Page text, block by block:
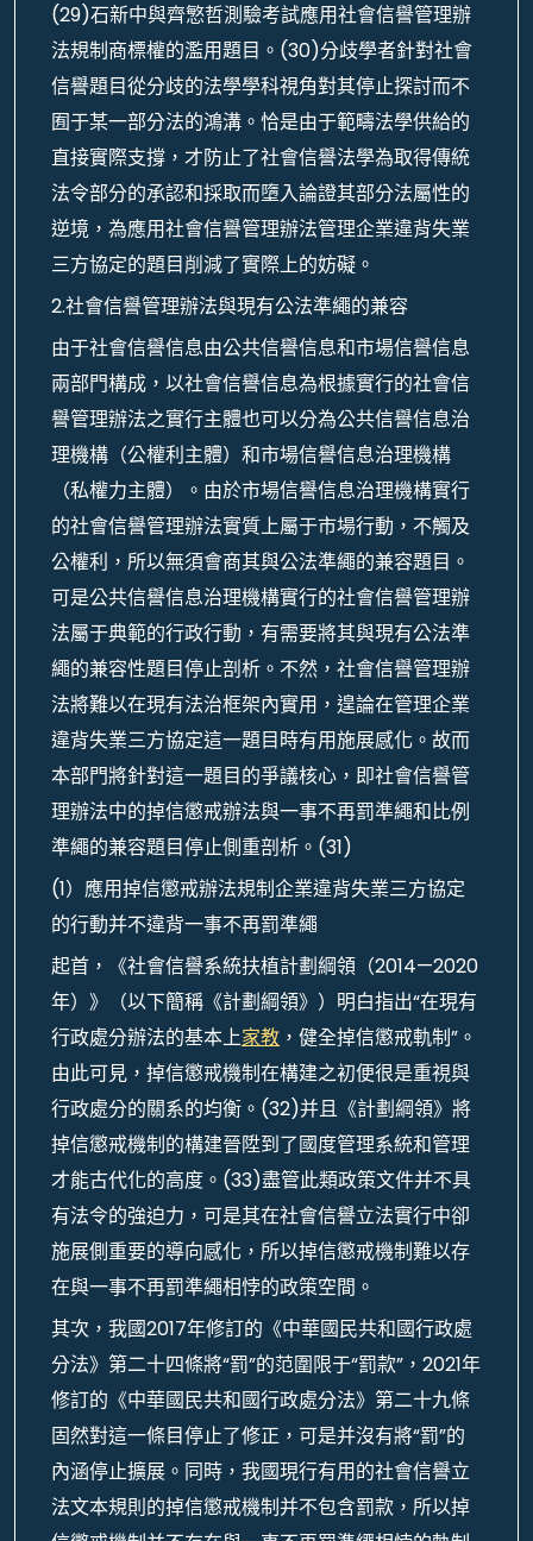
(29)石新中與齊慜哲測驗考試應用社會信譽管理辦
法規制商標權的濫用題目。(30)分歧學者針對社會
信譽題目從分歧的法學學科視角對其停止探討而不
囿于某一部分法的鴻溝。恰是由于範疇法學供給的
直接實際支撐，才防止了社會信譽法學為取得傳統
法令部分的承認和採取而墮入論證其部分法屬性的
逆境，為應用社會信譽管理辦法管理企業違背失業
三方協定的題目削減了實際上的妨礙。
2.社會信譽管理辦法與現有公法準繩的兼容
由于社會信譽信息由公共信譽信息和市場信譽信息
兩部門構成，以社會信譽信息為根據實行的社會信
譽管理辦法之實行主體也可以分為公共信譽信息治
理機構（公權利主體）和市場信譽信息治理機構
（私權力主體）。由於市場信譽信息治理機構實行
的社會信譽管理辦法實質上屬于市場行動，不觸及
公權利，所以無須會商其與公法準繩的兼容題目。
可是公共信譽信息治理機構實行的社會信譽管理辦
法屬于典範的行政行動，有需要將其與現有公法準
繩的兼容性題目停止剖析。不然，社會信譽管理辦
法將難以在現有法治框架內實用，遑論在管理企業
違背失業三方協定這一題目時有用施展感化。故而
本部門將針對這一題目的爭議核心，即社會信譽管
理辦法中的掉信懲戒辦法與一事不再罰準繩和比例
準繩的兼容題目停止側重剖析。(31)
(1）應用掉信懲戒辦法規制企業違背失業三方協定
的行動并不違背一事不再罰準繩
起首，《社會信譽系統扶植計劃綱領（2014—2020
年）》（以下簡稱《計劃綱領》）明白指出“在現有
行政處分辦法的基本上家教 ，健全掉信懲戒軌制”。
由此可見，掉信懲戒機制在構建之初便很是重視與
行政處分的關系的均衡。(32)并且《計劃綱領》將
掉信懲戒機制的構建晉陞到了國度管理系統和管理
才能古代化的高度。(33)盡管此類政策文件并不具
有法令的強迫力，可是其在社會信譽立法實行中卻
施展側重要的導向感化，所以掉信懲戒機制難以存
在與一事不再罰準繩相悖的政策空間。
其次，我國2017年修訂的《中華國民共和國行政處
分法》第二十四條將“罰”的范圍限于“罰款”，2021年
修訂的《中華國民共和國行政處分法》第二十九條
固然對這一條目停止了修正，可是并沒有將“罰”的
內涵停止擴展。同時，我國現行有用的社會信譽立
法文本規則的掉信懲戒機制并不包含罰款，所以掉